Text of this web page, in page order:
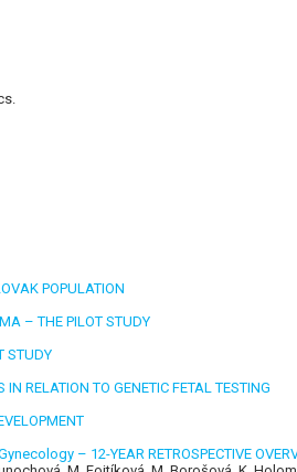
POPULATION
– THE PILOT STUDY
STUDY
RELATION TO GENETIC FETAL TESTING
– 12-YEAR RETROSPECTIVE